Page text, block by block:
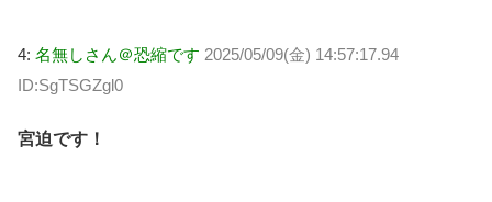
4: 名無しさん＠恐縮です 2025/05/09(金) 14:57:17.94
ID:SgTSGZgl0
宮迫です！